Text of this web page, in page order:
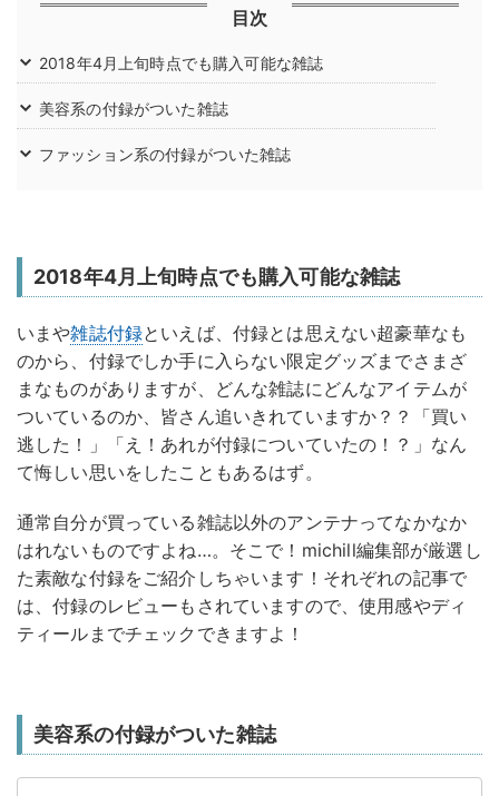
目次
2018年4月上旬時点でも購入可能な雑誌
美容系の付録がついた雑誌
ファッション系の付録がついた雑誌
2018年4月上旬時点でも購入可能な雑誌
いまや雑誌付録といえば、付録とは思えない超豪華なも
のから、付録でしか手に入らない限定グッズまでさまざ
まなものがありますが、どんな雑誌にどんなアイテムが
ついているのか、皆さん追いきれていますか？？「買い
逃した！」「え！あれが付録についていたの！？」なん
て悔しい思いをしたこともあるはず。
通常自分が買っている雑誌以外のアンテナってなかなか
はれないものですよね…。そこで！michill編集部が厳選し
た素敵な付録をご紹介しちゃいます！それぞれの記事で
は、付録のレビューもされていますので、使用感やディ
ティールまでチェックできますよ！
美容系の付録がついた雑誌